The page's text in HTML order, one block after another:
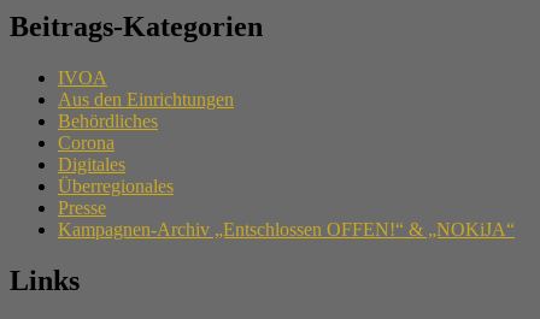
Beitrags-Kategorien
IVOA
Aus den Einrichtungen
Behördliches
Corona
Digitales
Überregionales
Presse
Kampagnen-Archiv „Entschlossen OFFEN!“ & „NOKiJA“
Links